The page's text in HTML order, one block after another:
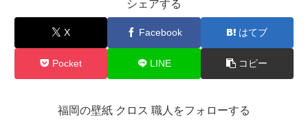
シェアする
X Facebook はてブ
Pocket LINE コピー
福岡の壁紙 クロス 職人をフォローする